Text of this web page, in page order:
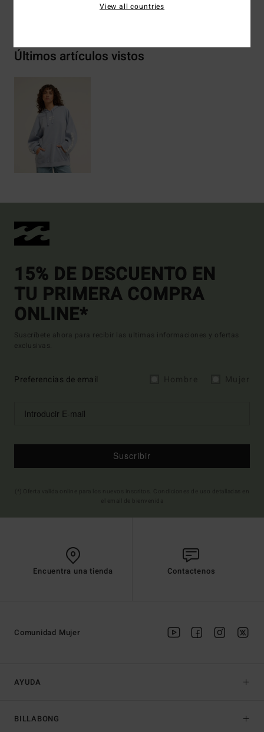
Envíos y Devoluciones
Últimos artículos vistos
15% DE DESCUENTO EN
TU PRIMERA COMPRA
ONLINE*
Suscríbete ahora para recibir las ultimas informaciones y ofertas
exclusivas.
Preferencias de email
Suscribir
Encuentra una tienda Contactenos
AYUDA
BILLABONG
Comunidad Mujer
View all countries